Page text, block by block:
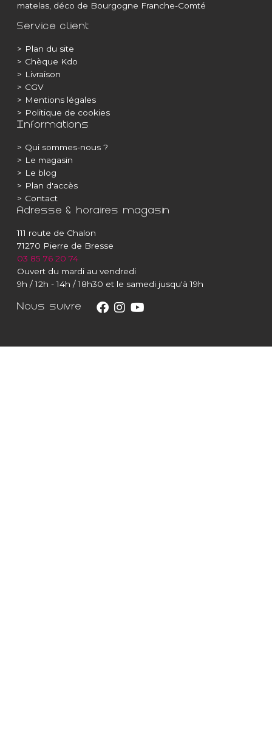
Nous suivre
matelas, déco de Bourgogne Franche-Comté
Service client
> Plan du site
> Chèque Kdo
> Livraison
> CGV
> Mentions légales
> Politique de cookies
Informations
> Qui sommes-nous ?
> Le magasin
> Le blog
> Plan d'accès
> Contact
Adresse & horaires magasin
111 route de Chalon
71270 Pierre de Bresse
03 85 76 20 74
Ouvert du mardi au vendredi
9h / 12h - 14h / 18h30 et le samedi jusqu'à 19h